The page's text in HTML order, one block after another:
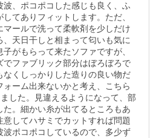
波、ポコポコした感じも良く、ふ
てありフィットします。ただ、
ールで洗って柔軟剤を少しだけ
天日干しと相まって匂いも気に
がもらって来たソファですが、
ファブリック部分はぼろぼろで
なくしっかりした造りの良い物だ
ォーム出来ないかと考え、こちら
した。見違えるようになって、部
た。細かい糸が出てるところもあ
意してハサミでカットすれば問題
波ポコポコしているので、多少ず